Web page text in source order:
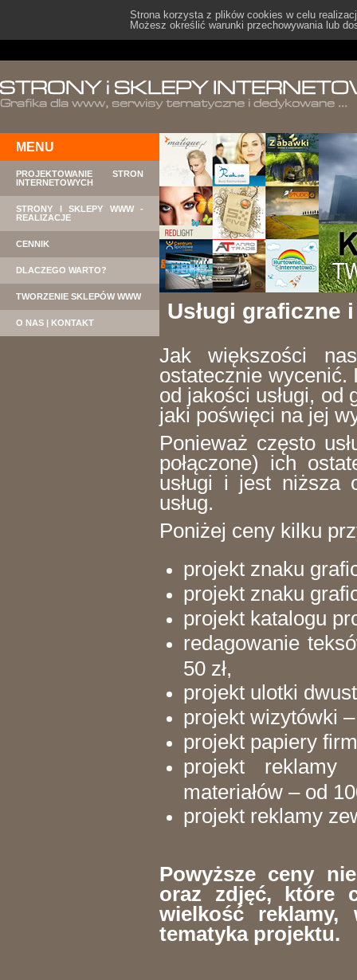
Strona korzysta z plików cookies w celu
Możesz określić warunki przechowywania lub
MENU
PROJEKTOWANIE STRON
INTERNETOWYCH
STRONY I SKLEPY WWW -
REALIZACJE
CENNIK
DLACZEGO WARTO?
TWORZENIE SKLEPÓW WWW
O NAS | KONTAKT Usługi graficzne
Jak większości
ostatecznie wycenić.
od jakości usługi, od
jaki poświęci na jej
Ponieważ często
połączone) ich
usługi i jest niższa
usług.
Poniżej ceny kilku
projekt znaku
projekt znaku
projekt katalogu
redagowanie
50 zł,
projekt ulotki
projekt wizytówki –
projekt papiery
projekt reklamy
materiałów – od
projekt reklamy
Powyższe ceny
oraz zdjęć, które
wielkość reklamy,
tematyka projektu.